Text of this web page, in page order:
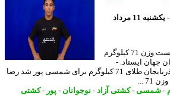
4 روز پیش - یکشنبه 11 مرداد
رضا شمسی پور بر سکوی نخست وزن 71 کیلوگرم
ایستاد. -
کشتی آزاد نوجوانان جهان - آذربایجان طلای 71 کیلوگرم برای شمسی پور شد رضا
-کشتی آزاد- نوجوانان-پور -کشتی